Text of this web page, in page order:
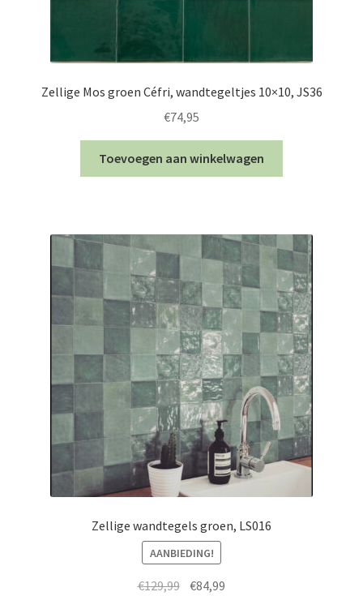
Zellige Mos groen Céfri, wandtegeltjes 10×10, JS36
€74,95
Toevoegen aan winkelwagen
Zellige wandtegels groen, LS016
AANBIEDING!
€129,99 Oorspronkelijke
€84,99